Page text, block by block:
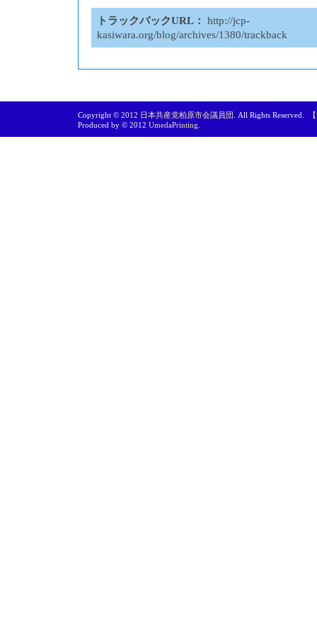
トラックバックURL：
http://jcp-
kasiwara.org/blog/archives/1380/trackback
Copyright © 2012 日本共産党柏原市会議員団 . All Rights Reserved.
Produced by © 2012 UmedaPrinting